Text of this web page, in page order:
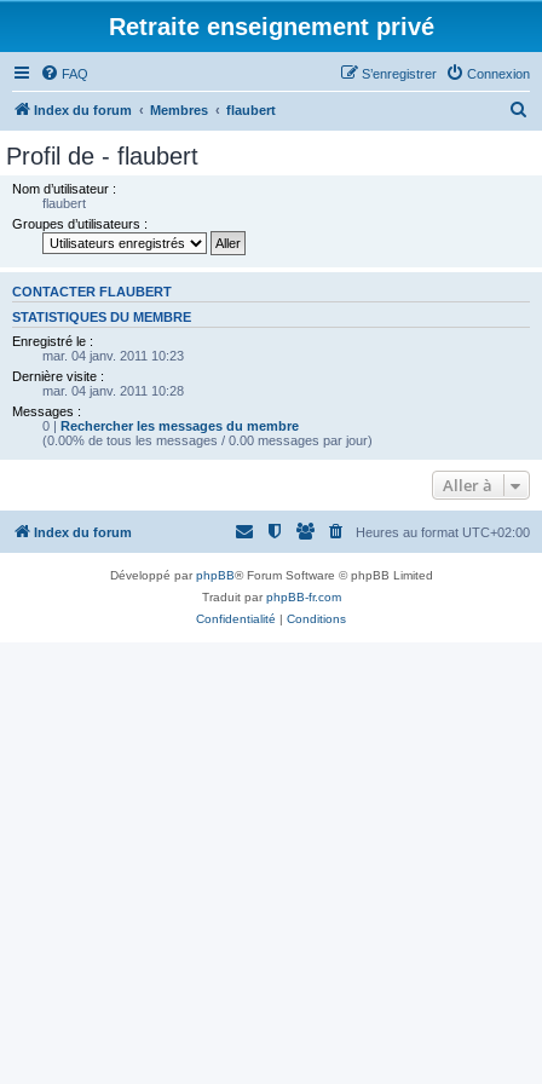
Retraite enseignement privé
FAQ Connexion
S’enregistrer
Index du forum Membres flaubert
Profil de - flaubert
Nom d’utilisateur :
flaubert
Groupes d’utilisateurs :
CONTACTER FLAUBERT
STATISTIQUES DU MEMBRE
Enregistré le :
mar. 04 janv. 2011 10:23
Dernière visite :
mar. 04 janv. 2011 10:28
Messages :
0 | Rechercher les messages du membre
(0.00% de tous les messages / 0.00 messages par jour)
Aller à
Index du forum Heures au format UTC+02:00
Développé parphpBB® Forum Software © phpBB Limited
Traduit parphpBB-fr.com
Confidentialité | Conditions